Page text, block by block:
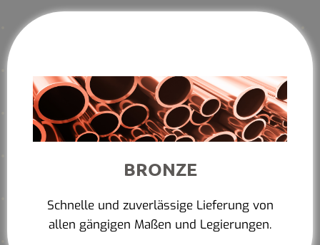
BRONZE
Schnelle und zuverlässige Lieferung von
allen gängigen Maßen und Legierungen.